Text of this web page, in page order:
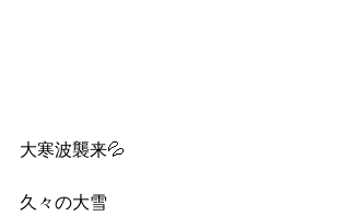
大寒波襲来💦
久々の大雪